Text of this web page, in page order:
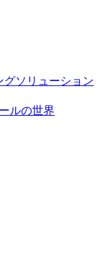
グソリューション
ルの世界